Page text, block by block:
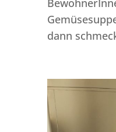
dann